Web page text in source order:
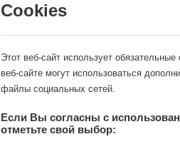
Cookies
Этот веб-сайт использует
веб-сайте могут использоваться
файлы социальных сетей.
Если Вы согласны с
отметьте свой выбор: